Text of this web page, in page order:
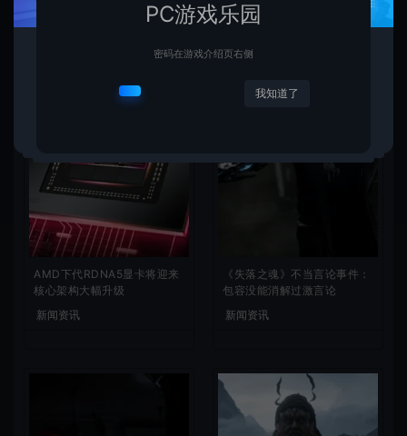
AMD下代RDNA5显卡将迎来
核心架构大幅升级
新闻资讯
《失落之魂》不当言论事件：
包容没能消解过激言论
新闻资讯
PC游戏乐园
密码在游戏介绍页右侧
我知道了